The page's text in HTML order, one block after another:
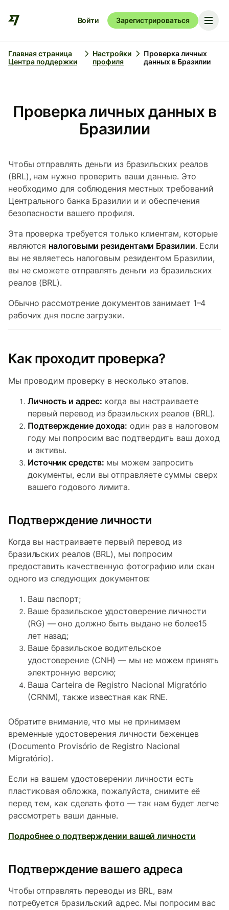
Войти Зарегистрироваться
Главная страница
Центра поддержки
Настройки
профиля
Проверка личных
данных в Бразилии
Проверка личных данных в
Бразилии
Чтобы отправлять деньги из бразильских реалов
(BRL), нам нужно проверить ваши данные. Это
необходимо для соблюдения местных требований
Центрального банка Бразилии и и обеспечения
безопасности вашего профиля.
Эта проверка требуется только клиентам, которые
являются налоговыми резидентами Бразилии. Если
вы не являетесь налоговым резидентом Бразилии,
вы не сможете отправлять деньги из бразильских
реалов (BRL).
Обычно рассмотрение документов занимает 1–4
рабочих дня после загрузки.
Как проходит проверка?
Мы проводим проверку в несколько этапов.
Личность и адрес: когда вы настраиваете
первый перевод из бразильских реалов (BRL).
Подтверждение дохода: один раз в налоговом
году мы попросим вас подтвердить ваш доход
и активы.
Источник средств: мы можем запросить
документы, если вы отправляете суммы сверх
вашего годового лимита.
Подтверждение личности
Когда вы настраиваете первый перевод из
бразильских реалов (BRL), мы попросим
предоставить качественную фотографию или скан
одного из следующих документов:
Ваш паспорт;
Ваше бразильское удостоверение личности
(RG) — оно должно быть выдано не более15
лет назад;
Ваше бразильское водительское
удостоверение (CNH) — мы не можем принять
электронную версию;
Ваша Carteira de Registro Nacional Migratório
(CRNM), также известная как RNE.
Обратите внимание, что мы не принимаем
временные удостоверения личности беженцев
(Documento Provisório de Registro Nacional
Migratório).
Если на вашем удостоверении личности есть
пластиковая обложка, пожалуйста, снимите её
перед тем, как сделать фото — так нам будет легче
рассмотреть ваши данные.
Подробнее о подтверждении вашей личности
Подтверждение вашего адреса
Чтобы отправлять переводы из BRL, вам
потребуется бразильский адрес. Мы попросим вас